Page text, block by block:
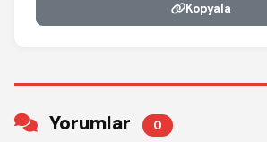
Kopyala
Yorumlar 0